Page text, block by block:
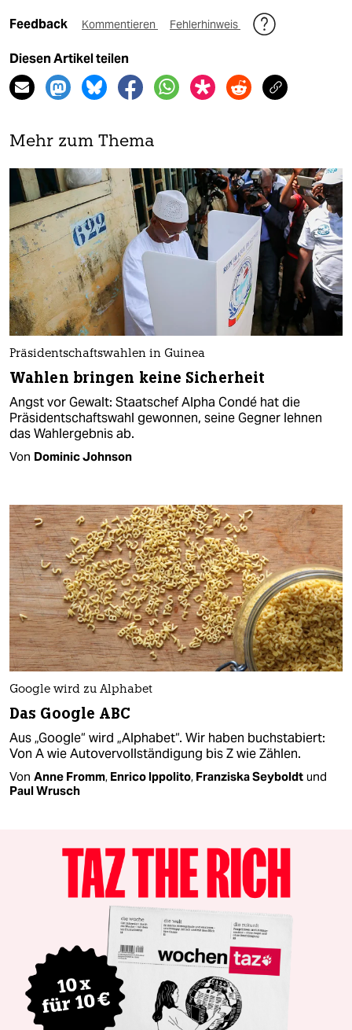
Feedback Kommentieren Fehlerhinweis
Diesen Artikel teilen
Mehr zum Thema
Präsidentschaftswahlen in Guinea
Wahlen bringen keine Sicherheit
Angst vor Gewalt: Staatschef Alpha Condé hat die
Präsidentschaftswahl gewonnen, seine Gegner lehnen
das Wahlergebnis ab.
Von Dominic Johnson
Google wird zu Alphabet
Das Google ABC
Aus „Google“ wird „Alphabet“. Wir haben buchstabiert:
Von A wie Autovervollständigung bis Z wie Zählen.
Von Anne Fromm, Enrico Ippolito, Franziska Seyboldt und
Paul Wrusch